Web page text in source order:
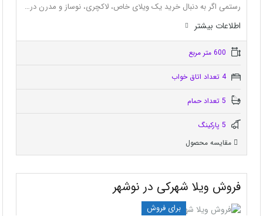
رستمی اگر به دنبال خرید یک ویلای خاص، لاکچری، نوساز و مدرن در…
اطلاعات بيشتر
4 تعداد اتاق خواب
مقایسه محصول
فروش ویلا شهرکی در نوشهر
برای فروش